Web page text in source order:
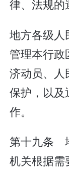
律、法规的
地方各级人
管理本行
济动员、
保护，以及
作。
第十九条
机关根据